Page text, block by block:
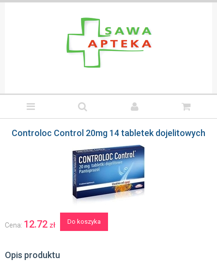
Controloc Control 20mg 14 tabletek dojelitowych
Cena: 12.72 zł Do koszyka
Opis produktu